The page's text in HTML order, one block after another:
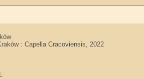
: Capella Cracoviensis, 2022